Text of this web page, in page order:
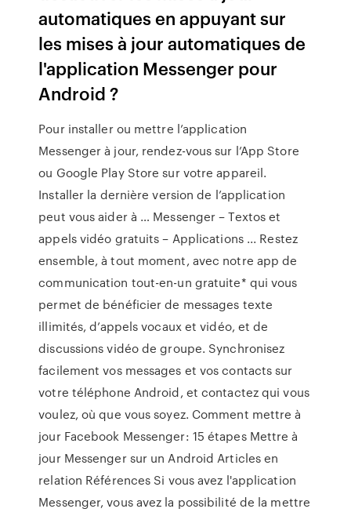
automatiques en appuyant sur
les mises à jour automatiques de
l'application Messenger pour
Android ?
Pour installer ou mettre l’application
Messenger à jour, rendez-vous sur l’App Store
ou Google Play Store sur votre appareil.
Installer la dernière version de l’application
peut vous aider à … Messenger – Textos et
appels vidéo gratuits – Applications ... Restez
ensemble, à tout moment, avec notre app de
communication tout-en-un gratuite* qui vous
permet de bénéficier de messages texte
illimités, d’appels vocaux et vidéo, et de
discussions vidéo de groupe. Synchronisez
facilement vos messages et vos contacts sur
votre téléphone Android, et contactez qui vous
voulez, où que vous soyez. Comment mettre à
jour Facebook Messenger: 15 étapes Mettre à
jour Messenger sur un Android Articles en
relation Références Si vous avez l'application
Messenger, vous avez la possibilité de la mettre